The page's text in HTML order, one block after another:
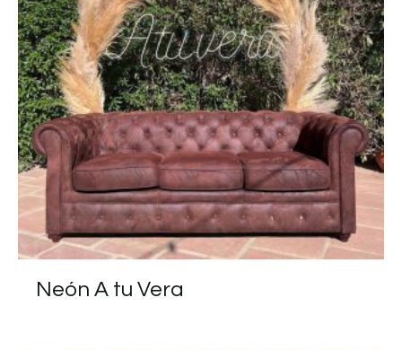
Neón A tu Vera